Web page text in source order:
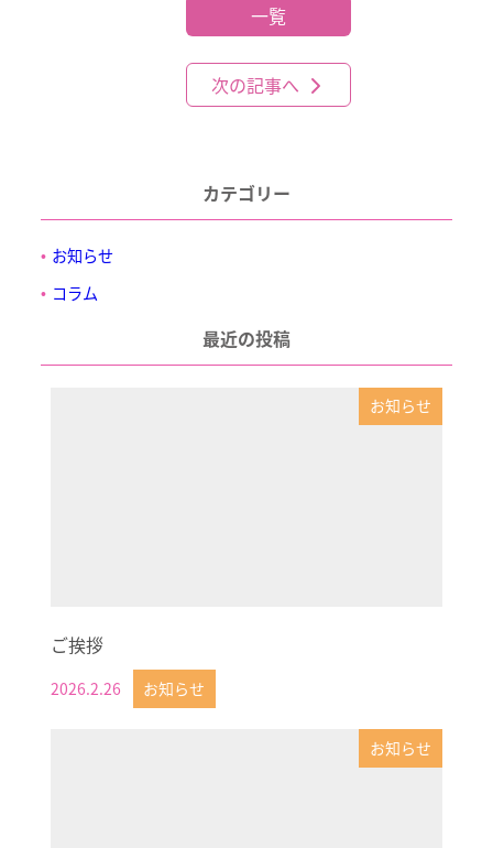
一覧
次の記事へ
カテゴリー
お知らせ
コラム
最近の投稿
お知らせ
ご挨拶
投稿日
2026.2.26 お知らせ
お知らせ